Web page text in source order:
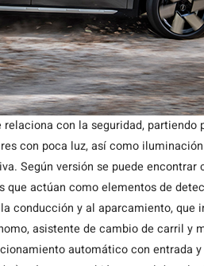
con la seguridad, partiendo
con poca luz, así como
Según versión se puede encontrar
que actúan como elementos de
conducción y al aparcamiento, que
asistente de cambio de carril y
automático con entrada